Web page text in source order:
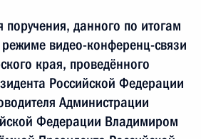
поручения, данного по итогам
видео-конференц-связи
края, проведённого
Российской Федерации
Администрации
Федерации Владимиром